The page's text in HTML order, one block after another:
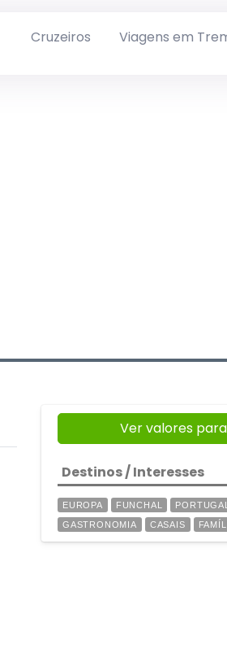
Cruzeiros Viagens em
Ver valores
Destinos / Interesses
EUROPA FUNCHAL PORTUGAL
GASTRONOMIA
CASAIS